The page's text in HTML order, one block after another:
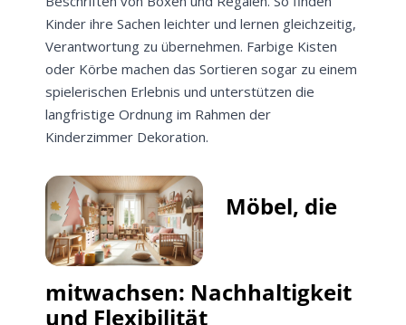
Kinder ihre Sachen leichter und lernen gleichzeitig,
Verantwortung zu übernehmen. Farbige Kisten
oder Körbe machen das Sortieren sogar zu einem
spielerischen Erlebnis und unterstützen die
langfristige Ordnung im Rahmen der
Kinderzimmer Dekoration.
Möbel, die
mitwachsen: Nachhaltigkeit
und Flexibilität